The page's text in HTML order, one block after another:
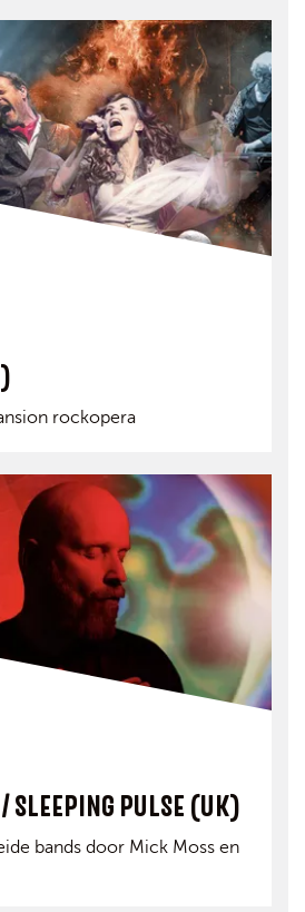
rockopera
SLEEPING PULSE (UK)
bands door Mick Moss en